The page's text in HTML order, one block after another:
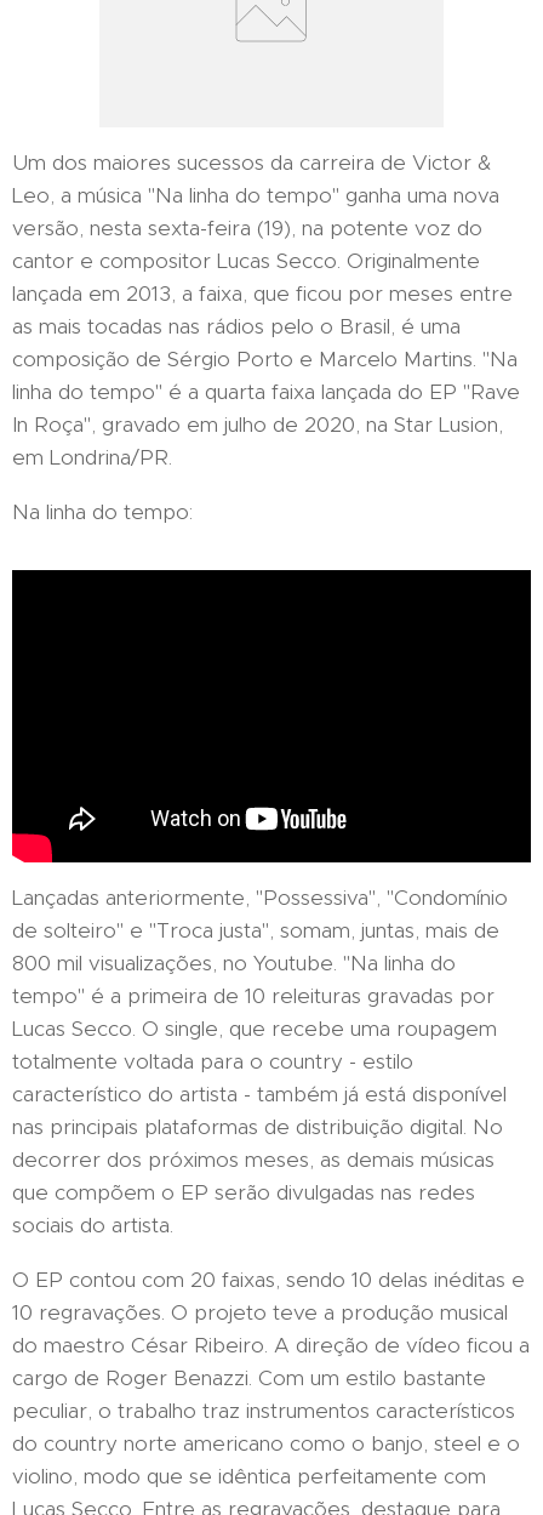
Um dos maiores sucessos da carreira de Victor &
Leo, a música "Na linha do tempo" ganha uma nova
versão, nesta sexta-feira (19), na potente voz do
cantor e compositor Lucas Secco. Originalmente
lançada em 2013, a faixa, que ficou por meses entre
as mais tocadas nas rádios pelo o Brasil, é uma
composição de Sérgio Porto e Marcelo Martins. "Na
linha do tempo" é a quarta faixa lançada do EP "Rave
In Roça", gravado em julho de 2020, na Star Lusion,
em Londrina/PR.
Na linha do tempo:
Lançadas anteriormente, "Possessiva", "Condomínio
de solteiro" e "Troca justa", somam, juntas, mais de
800 mil visualizações, no Youtube. "Na linha do
tempo" é a primeira de 10 releituras gravadas por
Lucas Secco. O single, que recebe uma roupagem
totalmente voltada para o country - estilo
característico do artista - também já está disponível
nas principais plataformas de distribuição digital. No
decorrer dos próximos meses, as demais músicas
que compõem o EP serão divulgadas nas redes
sociais do artista.
O EP contou com 20 faixas, sendo 10 delas inéditas e
10 regravações. O projeto teve a produção musical
do maestro César Ribeiro. A direção de vídeo ficou a
cargo de Roger Benazzi. Com um estilo bastante
peculiar, o trabalho traz instrumentos característicos
do country norte americano como o banjo, steel e o
violino, modo que se idêntica perfeitamente com
Lucas Secco. Entre as regravações, destaque para